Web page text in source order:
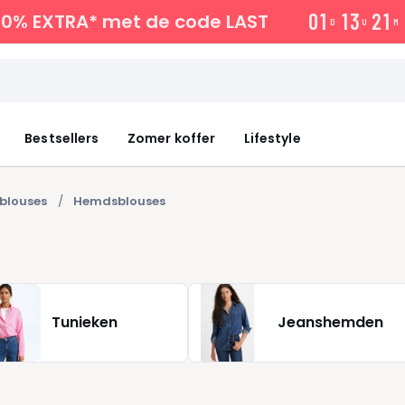
EXTRA* met de code LAST 01 D 13 U 21 M
Bestsellers Zomer koffer Lifestyle
Hemdsblouses
Tunieken Jeanshemden